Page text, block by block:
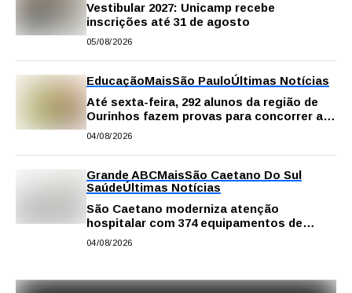
Vestibular 2027: Unicamp recebe
inscrições até 31 de agosto
05/08/2026
EducaçãoMaisSão PauloÚltimas Notícias
Até sexta-feira, 292 alunos da região de
Ourinhos fazem provas para concorrer a
intercâmbio internacional
04/08/2026
Grande ABCMaisSão Caetano Do Sul
SaúdeÚltimas Notícias
São Caetano moderniza atenção
hospitalar com 374 equipamentos de
última geração
04/08/2026